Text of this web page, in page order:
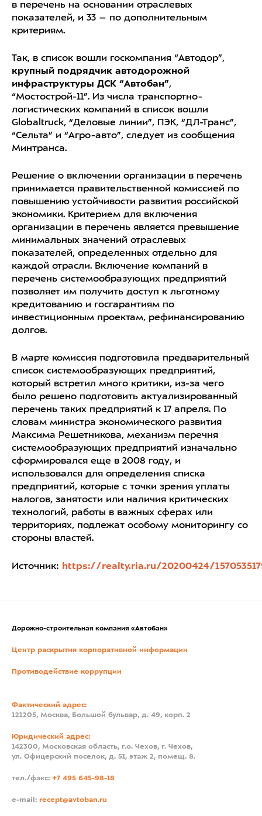
в перечень на основании отраслевых
показателей, и 33 – по дополнительным
критериям.
Так, в список вошли госкомпания “Автодор”,
крупный подрядчик автодорожной
инфраструктуры ДСК “Автобан”,
“Мостострой-11”. Из числа транспортно-
логистических компаний в список вошли
Globaltruck, “Деловые линии”, ПЭК, “ДЛ-Транс”,
“Сельта” и “Агро-авто”, следует из сообщения
Минтранса.
Решение о включении организации в перечень
принимается правительственной комиссией по
повышению устойчивости развития российской
экономики. Критерием для включения
организации в перечень является превышение
минимальных значений отраслевых
показателей, определенных отдельно для
каждой отрасли. Включение компаний в
перечень системообразующих предприятий
позволяет им получить доступ к льготному
кредитованию и госгарантиям по
инвестиционным проектам, рефинансированию
долгов.
В марте комиссия подготовила предварительный
список системообразующих предприятий,
который встретил много критики, из-за чего
было решено подготовить актуализированный
перечень таких предприятий к 17 апреля. По
словам министра экономического развития
Максима Решетникова, механизм перечня
системообразующих предприятий изначально
сформировался еще в 2008 году, и
использовался для определения списка
предприятий, которые с точки зрения уплаты
налогов, занятости или наличия критических
технологий, работы в важных сферах или
территориях, подлежат особому мониторингу со
стороны властей.
Источник: https://realty.ria.ru/20200424/
Дорожно-строительная компания «Автобан»
Центр раскрытия корпоративной информации
Противодействие коррупции
Фактический адрес:
121205, Москва, Большой бульвар, д. 49, корп. 2
Юридический адрес:
142300, Московская область, г.о. Чехов, г. Чехов,
ул. Офицерский поселок, д. 51, этаж 2, помещ. 8.
тел./факс: +7 495 645-98-18
e-mail: recept@avtoban.ru